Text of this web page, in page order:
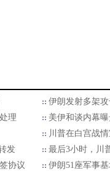
伊朗发射多架
理
美伊和谈内幕
川普在白宫战
发
最后3小时，川
协议
伊朗51座军事